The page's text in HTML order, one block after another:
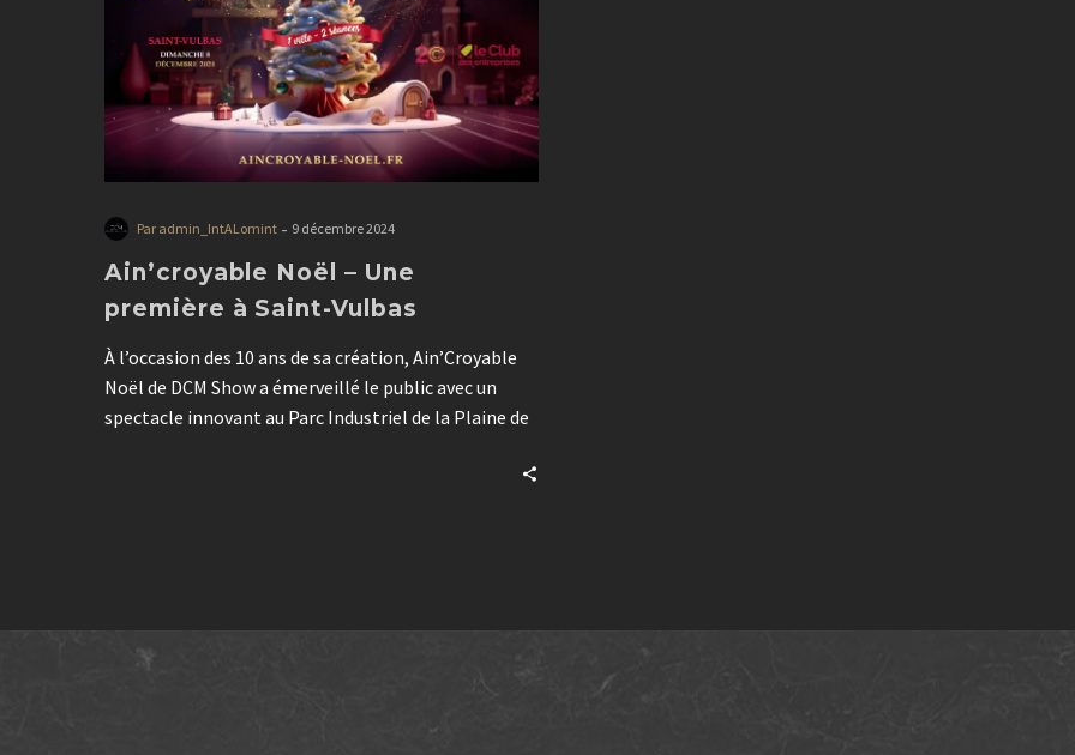
Par admin_IntALomint - 9 décembre 2024
Ain’croyable Noël – Une
première à Saint-Vulbas
À l’occasion des 10 ans de sa création, Ain’Croyable
Noël de DCM Show a émerveillé le public avec un
spectacle innovant au Parc Industriel de la Plaine de